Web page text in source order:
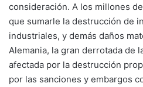
consideración. A los millones
que sumarle la destrucción de
industriales, y demás daños
Alemania, la gran derrotada de
afectada por la destrucción
por las sanciones y embargos